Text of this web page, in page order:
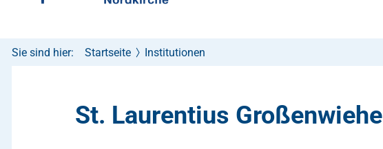
Sie sind hier: Startseite Institutionen
St. Laurentius Großenwiehe